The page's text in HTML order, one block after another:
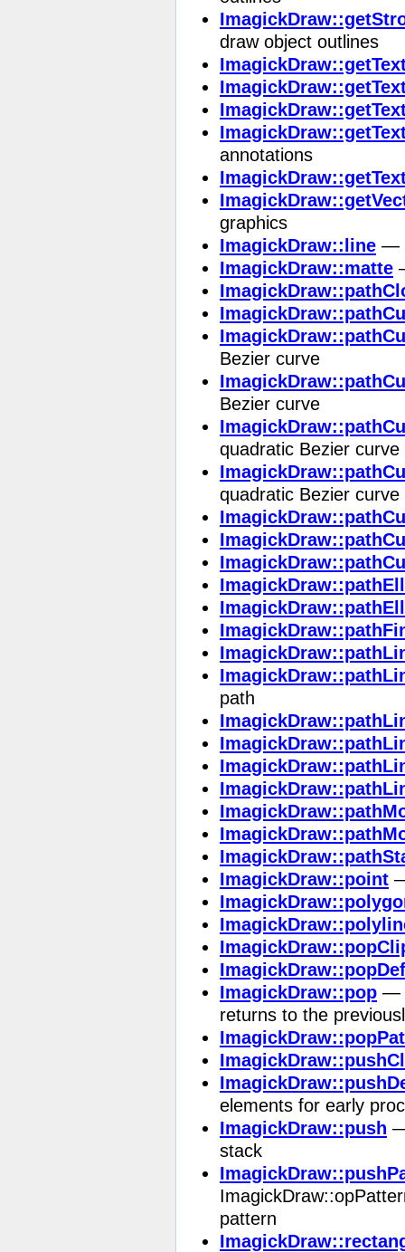
draw object outlines
annotations
graphics
ImagickDraw::line —
ImagickDraw::matte
Bezier curve
Bezier curve
quadratic Bezier curve
quadratic Bezier curve
path
ImagickDraw::point
ImagickDraw::pop —
returns to the
elements for early
ImagickDraw::push
stack
pattern